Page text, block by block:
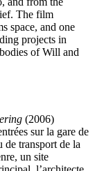
The film
space, and one
projects in
of Will and
(2006)
sur la gare de
de transport de la
un site